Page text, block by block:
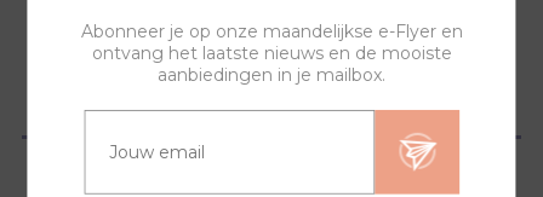
Abonneer je op onze maandelijkse e-Flyer en
ontvang het laatste nieuws en de mooiste
aanbiedingen in je mailbox.